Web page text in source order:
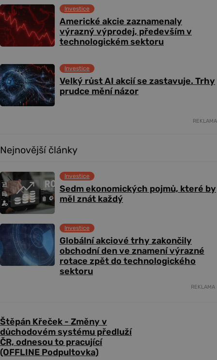
Americké akcie zaznamenaly
výrazný výprodej, především v
technologickém sektoru
Investice
Velký růst AI akcií se zastavuje. Trhy
prudce mění názor
Investice
REKLAMA
Nejnovější články
Sedm ekonomických pojmů, které by
měl znát každý
Investice
Globální akciové trhy zakončily
obchodní den ve znamení výrazné
rotace zpět do technologického
sektoru
Investice
REKLAMA
Štěpán Křeček - Změny v
důchodovém systému předluží
ČR, odnesou to pracující
(OFFLINE Podpultovka)